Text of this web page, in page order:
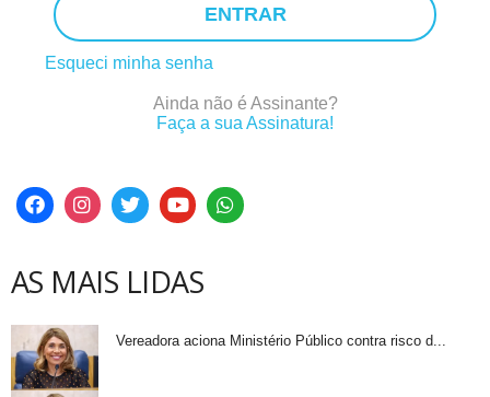
ENTRAR
Esqueci minha senha
Ainda não é Assinante?
Faça a sua Assinatura!
AS MAIS LIDAS
Vereadora aciona Ministério Público contra risco d...